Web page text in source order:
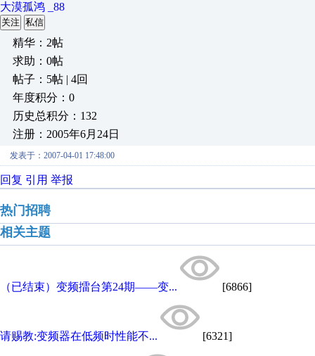
大漠孤鸿 _88
关注 私信
精华：2帖
求助：0帖
帖子：5帖 | 4回
年度积分：0
历史总积分：132
注册：2005年6月24日
发表于：2007-04-01 17:48:00
回复 引用 举报
热门招聘
相关主题
（已结束）变频擂台第24期——变... [6866]
请赐教:变频器在低频时性能不... [6321]